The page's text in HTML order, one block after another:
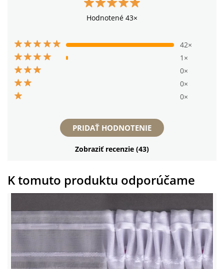
Hodnotené 43×
42×
1×
0×
0×
0×
PRIDAŤ HODNOTENIE
Zobraziť recenzie (43)
K tomuto produktu odporúčame